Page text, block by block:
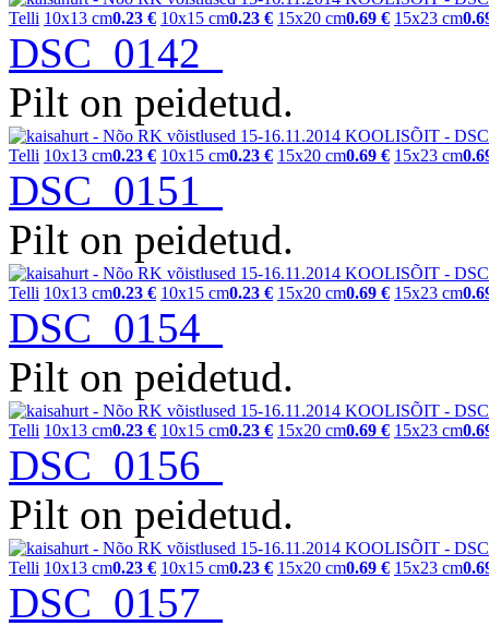
Telli 10x13 cm0.23 € 10x15 cm0.23 € 15x20 cm0.69 € 15x23 cm
DSC_0142
Pilt on peidetud.
Telli 10x13 cm0.23 € 10x15 cm0.23 € 15x20 cm0.69 € 15x23 cm
DSC_0151
Pilt on peidetud.
Telli 10x13 cm0.23 € 10x15 cm0.23 € 15x20 cm0.69 € 15x23 cm
DSC_0154
Pilt on peidetud.
Telli 10x13 cm0.23 € 10x15 cm0.23 € 15x20 cm0.69 € 15x23 cm
DSC_0156
Pilt on peidetud.
Telli 10x13 cm0.23 € 10x15 cm0.23 € 15x20 cm0.69 € 15x23 cm
DSC_0157